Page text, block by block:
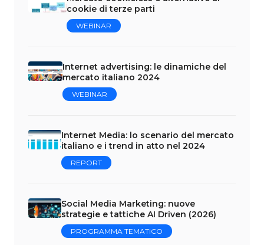
cookie di terze parti
WEBINAR
Internet advertising: le dinamiche del
mercato italiano 2024
WEBINAR
Internet Media: lo scenario del mercato
italiano e i trend in atto nel 2024
REPORT
Social Media Marketing: nuove
strategie e tattiche AI Driven (2026)
PROGRAMMA TEMATICO